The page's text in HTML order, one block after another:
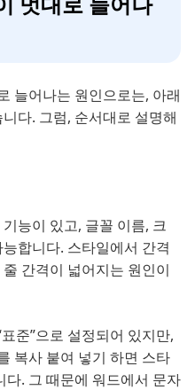
늘어나는 원인으로는, 아래
다. 그럼, 순서대로 설명해
능이 있고, 글꼴 이름, 크
합니다. 스타일에서 간격
간격이 넓어지는 원인이
준”으로 설정되어 있지만,
복사 붙여 넣기 하면 스타
. 그 때문에 워드에서 문자